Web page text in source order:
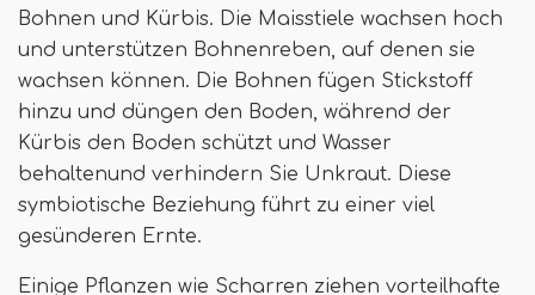
Bohnen und Kürbis. Die Maisstiele wachsen hoch
und unterstützen Bohnenreben, auf denen sie
wachsen können. Die Bohnen fügen Stickstoff
hinzu und düngen den Boden, während der
Kürbis den Boden schützt und Wasser
behaltenund verhindern Sie Unkraut. Diese
symbiotische Beziehung führt zu einer viel
gesünderen Ernte.
Einige Pflanzen wie Scharren ziehen vorteilhafte